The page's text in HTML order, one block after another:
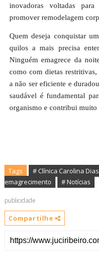
inovadoras voltadas
promover remodelagem
Quem deseja conquistar
quilos a mais precisa
Ninguém emagrece da
como com dietas
a não ser eficiente e
saudável é fundamental
organismo e contribui muito
Tags # Clínica Carolina Dias
emagrecimento
# Notícias
publicidade
Compartilhe